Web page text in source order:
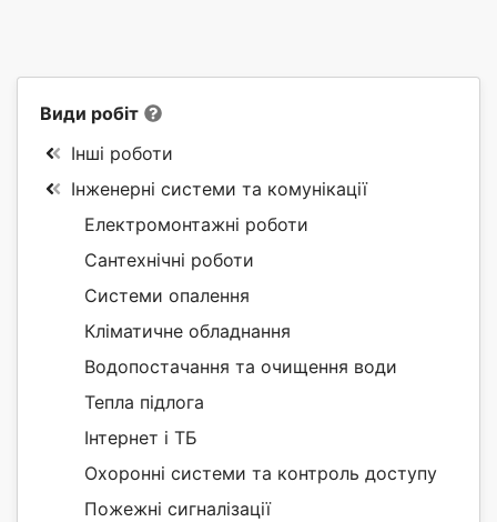
Види робіт
Інші роботи
Інженерні системи та комунікації
Електромонтажні роботи
Сантехнічні роботи
Системи опалення
Кліматичне обладнання
Водопостачання та очищення води
Тепла підлога
Інтернет і ТБ
Охоронні системи та контроль доступу
Пожежні сигналізації